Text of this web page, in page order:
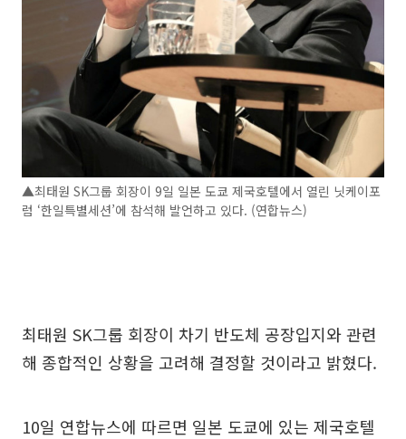
▲최태원 SK그룹 회장이 9일 일본 도쿄 제국호텔에서 열린 닛케이포
럼 ‘한일특별세션’에 참석해 발언하고 있다. (연합뉴스)
최태원 SK그룹 회장이 차기 반도체 공장입지와 관련
해 종합적인 상황을 고려해 결정할 것이라고 밝혔다.
10일 연합뉴스에 따르면 일본 도쿄에 있는 제국호텔